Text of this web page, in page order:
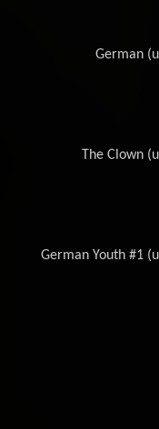
German
The Clown
German Youth #1